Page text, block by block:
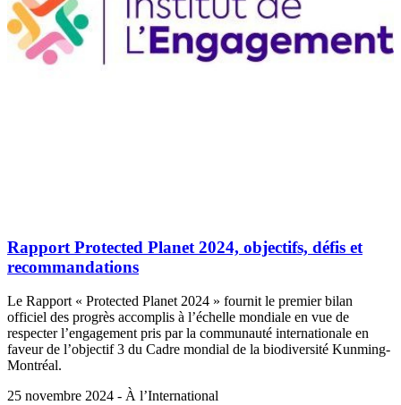
Rapport Protected Planet 2024, objectifs, défis et
recommandations
Le Rapport « Protected Planet 2024 » fournit le premier bilan
officiel des progrès accomplis à l’échelle mondiale en vue de
respecter l’engagement pris par la communauté internationale en
faveur de l’objectif 3 du Cadre mondial de la biodiversité Kunming-
Montréal.
25 novembre 2024 - À l’International